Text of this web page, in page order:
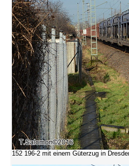
152 196-2 mit einem Güterzug in